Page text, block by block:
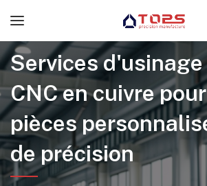
Services d'usinage
CNC en cuivre pour
pièces
de précision